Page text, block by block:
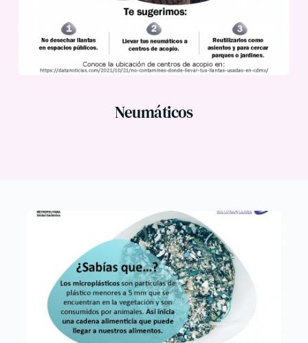
Neumáticos